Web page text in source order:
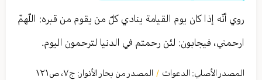
روي‏ أنّه إذا كان يوم القيامة ينادي كلّ من يقوم من قبره: اللّهمّ
ارحمني، فيجابون: لئن رحمتم في الدنيا لترحمون اليوم.
المصدر الأصلي: الدعوات / المصدر من بحار الأنوار: ج٧، ص١٢١